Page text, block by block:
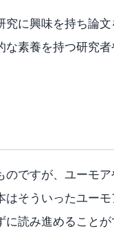
に興味を持ち論
素養を持つ研究
ですが、ユーモ
そういったユー
読み進めること